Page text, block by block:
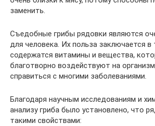
заменить.
Съедобные грибы рядовки являются
для человека. Их польза заключается в
содержатся витамины и вещества,
благотворно воздействуют на
справиться с многими заболеваниями.
Благодаря научным исследованиям и
анализу гриба было установлено, что
такими свойствами: